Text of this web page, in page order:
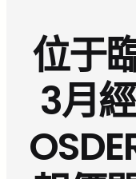
位于
3月